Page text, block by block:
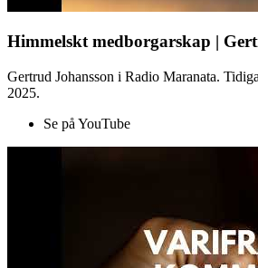
Himmelskt medborgarskap |
Gertrud Johansson i Radio Maranata.
2025.
Se på YouTube